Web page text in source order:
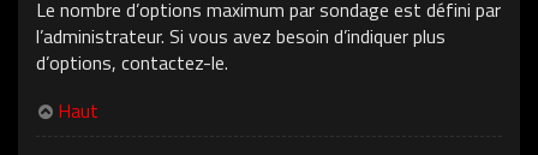
Le nombre d’options maximum par sondage est défini par
l’administrateur. Si vous avez besoin d’indiquer plus
d’options, contactez-le.
Haut